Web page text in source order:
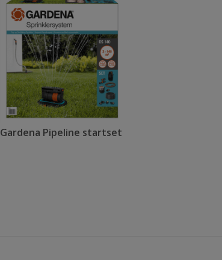
Gardena Pipeline startset